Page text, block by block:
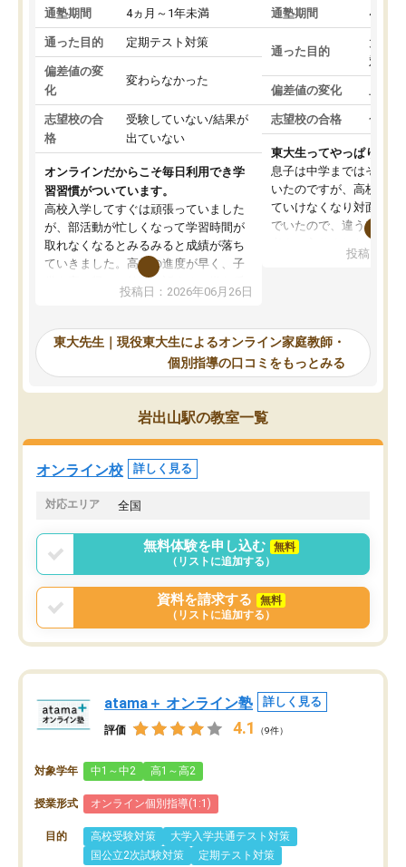
通塾期間 4ヵ月～1年未満
通った目的 定期テスト対策
偏差値の変
化
変わらなかった
志望校の合
格
受験していない/結果が
出ていない
オンラインだからこそ毎日利用でき学
習習慣がついています。
高校入学してすぐは頑張っていました
が、部活動が忙しくなって学習時間が
取れなくなるとみるみると成績が落ち
ていきました。高校の進度が早く、子
供も家に帰って勉強の話すると嫌な反
応を示します。東大先生にお願いして
れるので、親としても安心です。毎日
使える自習室とかもあり、わからない
ところがあれば先生が回答してくれる
のも重宝しています。
投稿日：2026年06月26日
通塾期間 4ヵ月
通った目的
大学
対策
偏差値の変化 上が
志望校の合格 合格
東大生ってやっぱりすご
息子は中学まではそこそ
いたのですが、高校に入
ていけなくなり対面の塾
でいたので、違うアプロ
で、当初は模試でD判定
自習室が毎日使えていつ
るのが心強かったよう
謝です。
投稿日：
東大先生｜現役東大生によるオンライン家庭教師・
個別指導の口コミをもっとみる
岩出山駅の教室一覧
オンライン校 詳しく見る
対応エリア 全国
無料体験を申し込む
無料
（リストに追加する）
資料を請求する
無料
（リストに追加する）
atama＋ オンライン塾 詳しく見る
評価 4.1 （9件）
対象学年 中1～中2 高1～高2
授業形式 オンライン個別指導(1:1)
目的 高校受験対策
大学入学共通テスト対策
国公立2次試験対策
定期テスト対策